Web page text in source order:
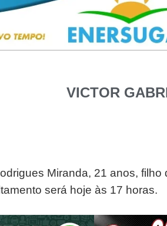
VICTOR
Miranda, 21 anos,
será hoje às 17 horas.